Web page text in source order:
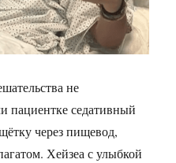
не
пациентке седативный
через пищевод,
Хейзеа с улыбкой